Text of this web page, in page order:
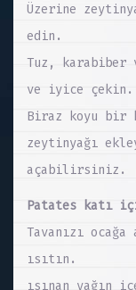
Üzerine
edin.
Tuz, karabiber
ve iyice çekin.
Biraz koyu bir
zeytinyağı
açabilirsiniz.
Patates katı
Tavanızı
ısıtın.
ısınan yağın